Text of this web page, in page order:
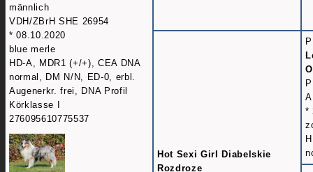
männlich
VDH/ZBrH SHE 26954
* 08.10.2020
blue merle
HD-A, MDR1 (+/+), CEA DNA
normal, DM N/N, ED-0, erbl.
Augenerkr. frei, DNA Profil
Körklasse I
276095610775537
Hot Sexi Girl Diabelskie
Rozdroze
*